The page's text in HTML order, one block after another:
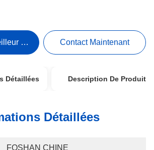
Prix Contact Maintenant
Détaillées Description De Produit
Détaillées
FOSHAN CHINE